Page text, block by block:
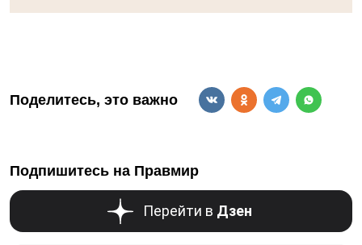
Поделитесь, это важно
Подпишитесь на Правмир
Перейти в Дзен